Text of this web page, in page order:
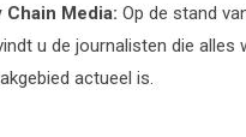
Chain Media: Op de stand
u de journalisten die alles
actueel is.